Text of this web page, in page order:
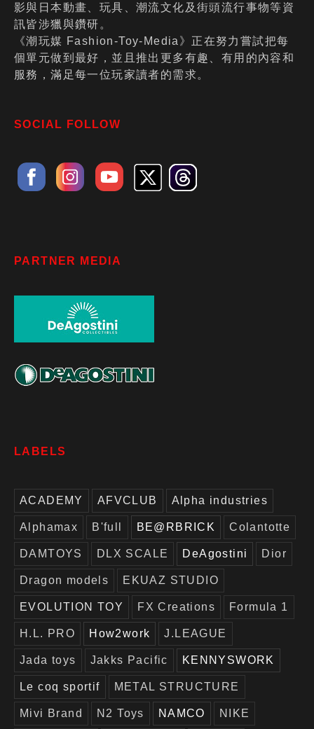
影與日本動畫、玩具、潮流文化及街頭流行事物等資
訊皆涉獵與鑽研。
《潮玩媒 Fashion-Toy-Media》正在努力嘗試把每
個單元做到最好，並且推出更多有趣、有用的內容和
服務，滿足每一位玩家讀者的需求。
SOCIAL FOLLOW
PARTNER MEDIA
LABELS
ACADEMY AFVCLUB Alpha industries
Alphamax B'full BE@RBRICK Colantotte
DAMTOYS DLX SCALE DeAgostini Dior
Dragon models EKUAZ STUDIO
EVOLUTION TOY FX Creations Formula 1
H.L. PRO How2work J.LEAGUE
Jada toys Jakks Pacific KENNYSWORK
Le coq sportif METAL STRUCTURE
Mivi Brand N2 Toys NAMCO NIKE